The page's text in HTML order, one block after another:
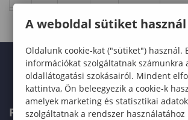
FELVÉTELIZŐKNEK
A weboldal sütiket használ
Oldalunk cookie-kat ("sütiket") használ.
információkat szolgáltatnak számunkra
oldallátogatási szokásairól. Mindent
kattintva, Ön beleegyezik a cookie-k
amelyek marketing és statisztikai
szolgáltatnak a rendszer használatához